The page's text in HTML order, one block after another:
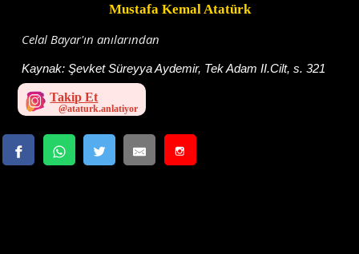
Mustafa Kemal Atatürk
Celal Bayar'ın anılarından
Kaynak:Şevket Süreyya Aydemir, Tek Adam II.Cilt, s. 321
Takip Et